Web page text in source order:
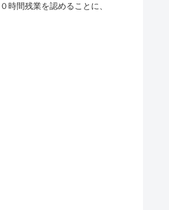
時間残業を認めることに、